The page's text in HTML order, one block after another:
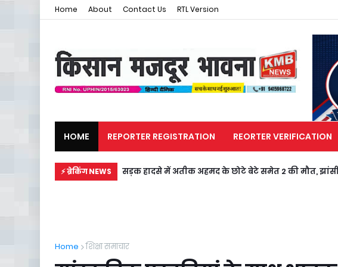
Home About Contact Us RTL Version
HOME REPORTER REGISTRATION REORTER VERIFICATION
मजदूर समाचार राजनीति
⚡ ब्रेकिंग NEWS सड़क हादसे में अतीक अहमद के छोटे बेटे समेत 2 की मौत,
Home शिक्षा समाचार